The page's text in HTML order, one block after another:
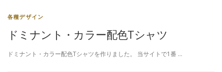
各種デザイン
ドミナント・カラー配色Tシャツ
ドミナント・カラー配色Tシャツを作りました。 当サイトで1番 …